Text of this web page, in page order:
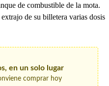
de combustible de la mota.
extrajo de su billetera varias dosis
en un solo lugar
comprar hoy